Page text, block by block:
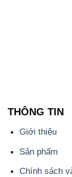
THÔNG TIN
Giới thiệu
Sản phẩm
Chính sách